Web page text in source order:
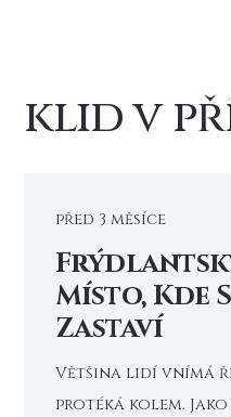
klid v
před 3 měsíce
Místo, Kde
Zastaví
Většina lidí vnímá
protéká kolem.